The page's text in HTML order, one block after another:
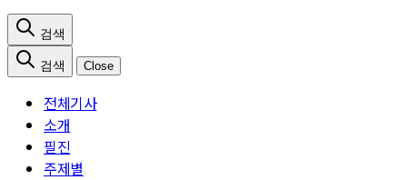
Close
전체기사
소개
필진
주제별